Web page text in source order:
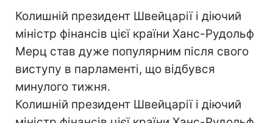
Колишній президент Швейцарії і діючий
міністр фінансів цієї країни Ханс-Рудольф
Мерц став дуже популярним після свого
виступу в парламенті, що відбувся
минулого тижня.
Колишній президент Швейцарії і діючий